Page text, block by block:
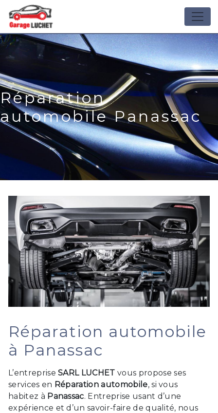
Panneau de gestion des cookies
Réparation
automobile Panassac
Réparation automobile
à Panassac
L’entrepriseSARL LUCHET vous propose ses
services en Réparation automobile, si vous
habitez à Panassac. Entreprise usant d’une
expérience et d’un savoir-faire de qualité, nous